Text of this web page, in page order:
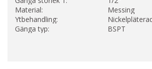
Material:
Messing
Ytbehandling:
Gänga typ:
BSPT